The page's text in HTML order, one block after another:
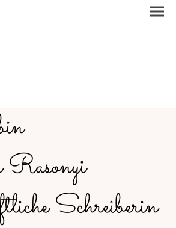
Rasonyi
Schreiberin